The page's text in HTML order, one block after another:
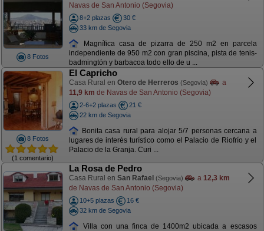
8 Fotos
Navas de San Antonio (Segovia)
8+2 plazas
30 €
33 km de Segovia
Magnífica casa de pizarra de 250 m2 en parcela
independiente de 950 m2 con gran piscina, pista de tenis-
badmingtón y barbacoa todo ello de u ...
8 Fotos
(1 comentario)
El Capricho
Casa Rural en Otero de Herreros (Segovia)
a
11,9 km de Navas de San Antonio (Segovia)
2-6+2 plazas
21 €
22 km de Segovia
Bonita casa rural para alojar 5/7 personas cercana a
lugares de interés turístico como el Palacio de Riofrío y el
Palacio de la Granja. Curi ...
La Rosa de Pedro
Casa Rural en San Rafael (Segovia) a 12,3 km
de Navas de San Antonio (Segovia)
10+5 plazas
16 €
32 km de Segovia
Villa con una finca de 1400m2 ubicada a escasos